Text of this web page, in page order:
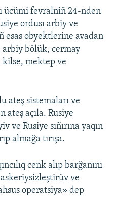
ücümi fevralniñ 24-nden
ordusı arbiy ve
esas obyektlerine avadan
arbiy bölük, cermay
kilse, mektep ve
ateş sistemaları ve
ateş açıla. Rusiye
ve Rusiye sıñırına yaqın
almağa tırışa.
cenk alıp barğanını
ve
operatsiya» dep